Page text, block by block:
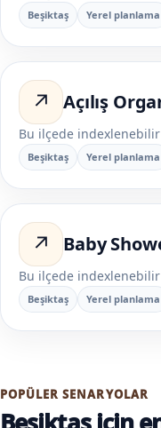
Beşiktaş Yerel planlama
↗ Açılış
Bu ilçede
Beşiktaş Yerel planlama
↗ Baby
Bu ilçede
Beşiktaş Yerel planlama
POPÜLER SENARYOLAR